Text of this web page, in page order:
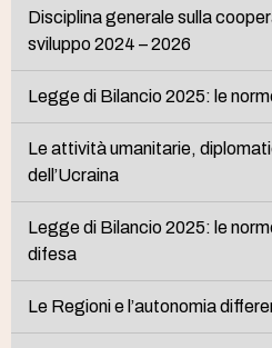
Disciplina generale sulla
sviluppo 2024 – 2026
Legge di Bilancio 2025: le
Le attività umanitarie,
dell’Ucraina
Legge di Bilancio 2025: le
difesa
Le Regioni e l’autonomia